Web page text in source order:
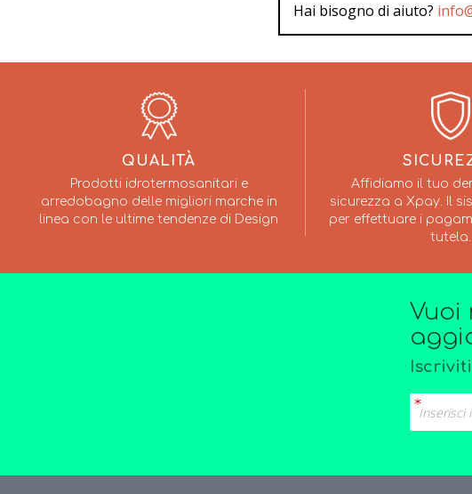
Hai bisogno di aiuto?
QUALITÀ
Prodotti idrotermosanitari e
arredobagno delle migliori marche in
linea con le ultime tendenze di Design
Affidiamo il tuo
sicurezza a Xpay. Il
per effettuare i
tutela.
Vuoi